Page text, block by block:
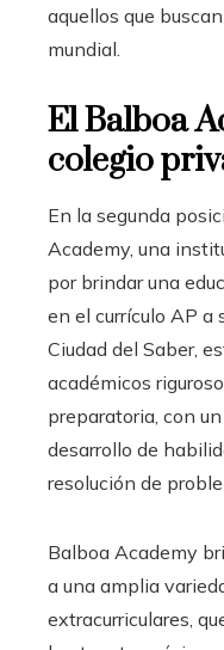
aquellos que
mundial.
El Balboa
colegio
En la segunda
Academy, una
por brindar una
en el currículo AP a
Ciudad del Saber,
académicos
preparatoria, con
desarrollo de
resolución de
Balboa Academy
a una amplia
extracurriculares,